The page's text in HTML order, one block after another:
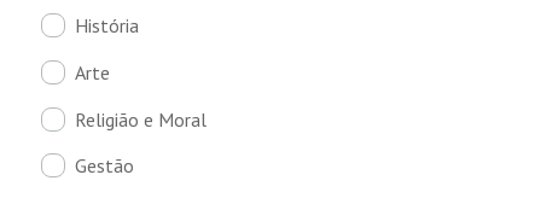
História
Arte
Religião e Moral
Gestão